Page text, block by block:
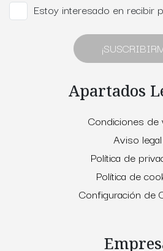
Estoy interesado en recibir
Apartados
Condiciones de
Aviso legal
Política de
Política de
Configuración de